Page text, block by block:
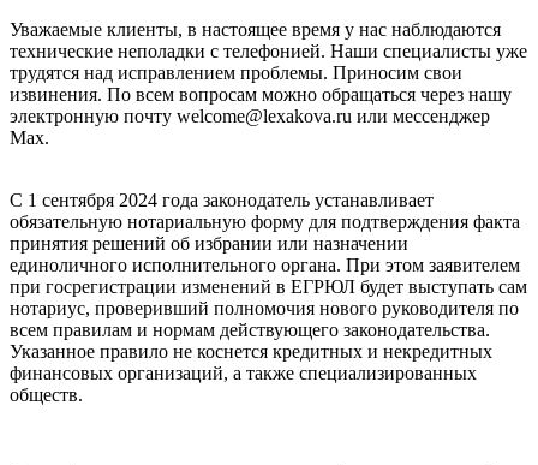
Уважаемые клиенты, в настоящее время у нас наблюдаются
технические неполадки с телефонией. Наши специалисты уже
трудятся над исправлением проблемы. Приносим свои
извинения. По всем вопросам можно обращаться через нашу
электронную почту welcome@lexakova.ru или мессенджер
Max.
С 1 сентября 2024 года законодатель устанавливает
обязательную нотариальную форму для подтверждения факта
принятия решений об избрании или назначении
единоличного исполнительного органа. При этом заявителем
при госрегистрации изменений в ЕГРЮЛ будет выступать сам
нотариус, проверивший полномочия нового руководителя по
всем правилам и нормам действующего законодательства.
Указанное правило не коснется кредитных и некредитных
финансовых организаций, а также специализированных
обществ.